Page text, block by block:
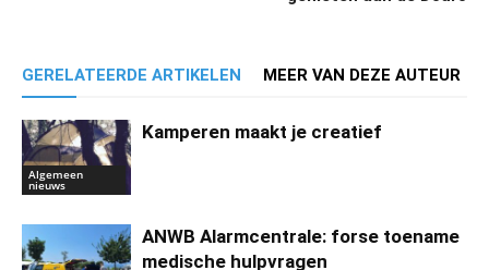
GERELATEERDE ARTIKELEN MEER VAN DEZE AUTEUR
Algemeen
nieuws
Kamperen maakt je creatief
ANWB Alarmcentrale: forse toename
medische hulpvragen